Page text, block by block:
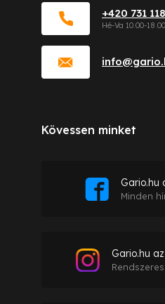
info@
+420 731
Kövessen minket
Gario.hu
Minden
Gario.hu